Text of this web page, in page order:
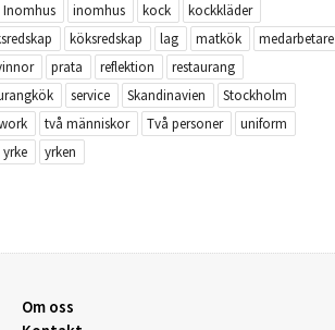
Inomhus inomhus kock
kockkläder
köksredskap lag matkök
medarbetare
prata reflektion
restaurang
service Skandinavien
Stockholm
två människor Två personer
uniform
yrke yrken
Om oss